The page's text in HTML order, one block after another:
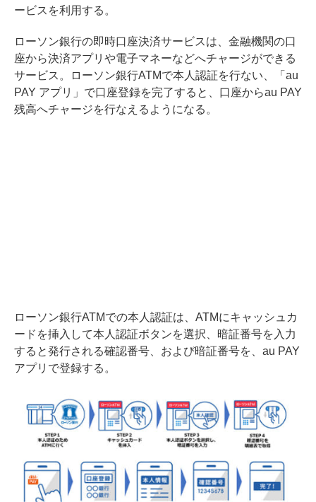
ービスを利用する。
ローソン銀行の即時口座決済サービスは、金融機関の口
座から決済アプリや電子マネーなどへチャージができる
サービス。ローソン銀行ATMで本人認証を行ない、「au
PAY アプリ」で口座登録を完了すると、口座からau PAY
残高へチャージを行なえるようになる。
ローソン銀行ATMでの本人認証は、ATMにキャッシュカ
ードを挿入して本人認証ボタンを選択、暗証番号を入力
すると発行される確認番号、および暗証番号を、au PAY
アプリで登録する。